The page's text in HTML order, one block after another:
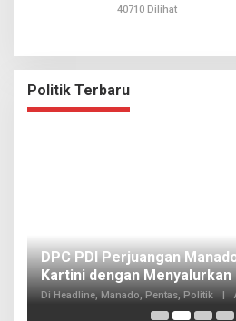
40710 Dilihat
Politik Terbaru
DPC PDI Perjuangan
Kartini dengan Menyalurkan
Di Headline, Manado, Pentas, Politik